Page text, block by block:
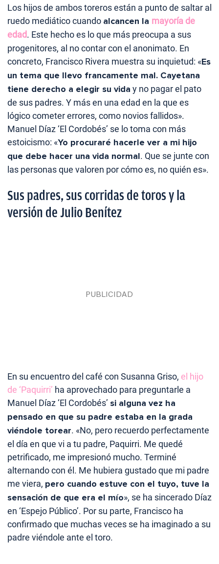
Los hijos de ambos toreros están a punto de saltar al
ruedo mediático cuando alcancen la mayoría de
edad. Este hecho es lo que más preocupa a sus
progenitores, al no contar con el anonimato. En
concreto, Francisco Rivera muestra su inquietud: «Es
un tema que llevo francamente mal. Cayetana
tiene derecho a elegir su vida y no pagar el pato
de sus padres. Y más en una edad en la que es
lógico cometer errores, como novios fallidos».
Manuel Díaz ‘El Cordobés’ se lo toma con más
estoicismo: «Yo procuraré hacerle ver a mi hijo
que debe hacer una vida normal. Que se junte con
las personas que valoren por cómo es, no quién es».
Sus padres, sus corridas de toros y la
versión de Julio Benítez
En su encuentro del café con Susanna Griso, el hijo
de ‘Paquirri’ ha aprovechado para preguntarle a
Manuel Díaz ‘El Cordobés’ si alguna vez ha
pensado en que su padre estaba en la grada
viéndole torear. «No, pero recuerdo perfectamente
el día en que vi a tu padre, Paquirri. Me quedé
petrificado, me impresionó mucho. Terminé
alternando con él. Me hubiera gustado que mi padre
me viera, pero cuando estuve con el tuyo, tuve la
sensación de que era el mío», se ha sincerado Díaz
en ‘Espejo Público’. Por su parte, Francisco ha
confirmado que muchas veces se ha imaginado a su
padre viéndole ante el toro.